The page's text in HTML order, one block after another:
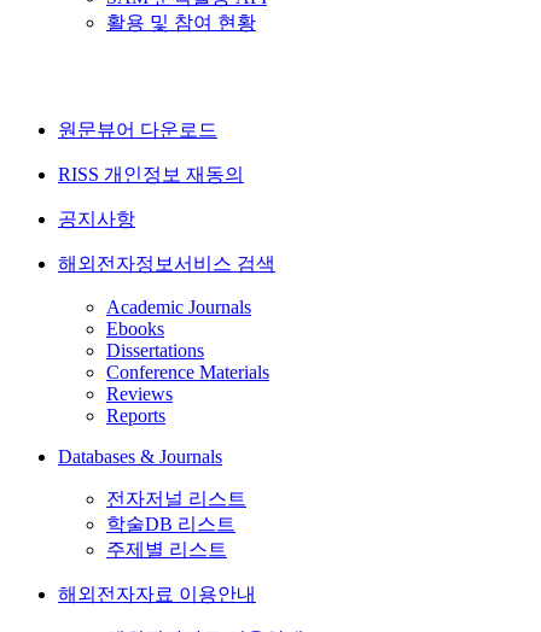
활용 및 참여 현황
원문뷰어 다운로드
RISS 개인정보 재동의
공지사항
해외전자정보서비스 검색
Academic Journals
Ebooks
Dissertations
Conference Materials
Reviews
Reports
Databases & Journals
전자저널 리스트
학술DB 리스트
주제별 리스트
해외전자자료 이용안내